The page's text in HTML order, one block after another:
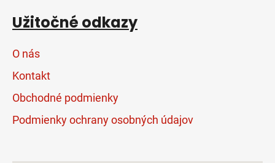
Užitočné odkazy
O nás
Kontakt
Obchodné podmienky
Podmienky ochrany osobných údajov